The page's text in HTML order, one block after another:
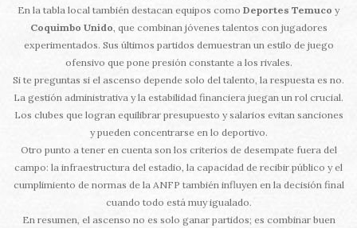
En la tabla local también destacan equipos como Deportes Temuco y
Coquimbo Unido, que combinan jóvenes talentos con jugadores
experimentados. Sus últimos partidos demuestran un estilo de juego
ofensivo que pone presión constante a los rivales.
Si te preguntas si el ascenso depende solo del talento, la respuesta es no.
La gestión administrativa y la estabilidad financiera juegan un rol crucial.
Los clubes que logran equilibrar presupuesto y salarios evitan sanciones
y pueden concentrarse en lo deportivo.
Otro punto a tener en cuenta son los criterios de desempate fuera del
campo: la infraestructura del estadio, la capacidad de recibir público y el
cumplimiento de normas de la ANFP también influyen en la decisión final
cuando todo está muy igualado.
En resumen, el ascenso no es solo ganar partidos; es combinar buen